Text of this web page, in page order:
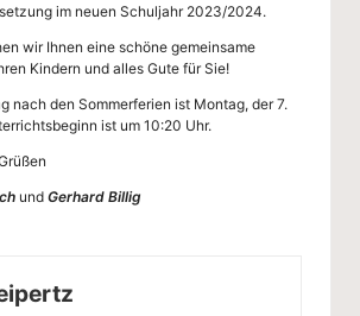
im neuen Schuljahr 2023/2024.
wir Ihnen eine schöne gemeinsame
Kindern und alles Gute für Sie!
nach den Sommerferien ist Montag, der 7.
ist um 10:20 Uhr.
und Gerhard Billig